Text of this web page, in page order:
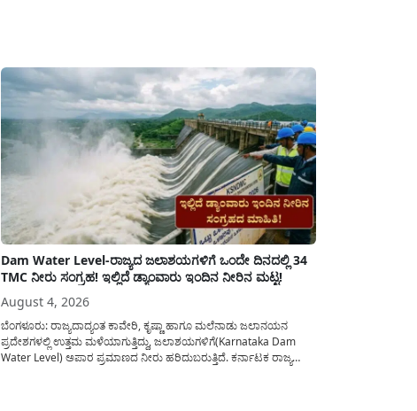
Dam Water Level-ರಾಜ್ಯದ ಜಲಾಶಯಗಳಿಗೆ ಒಂದೇ ದಿನದಲ್ಲಿ 34
TMC ನೀರು ಸಂಗ್ರಹ! ಇಲ್ಲಿದೆ ಡ್ಯಾಂವಾರು ಇಂದಿನ ನೀರಿನ ಮಟ್ಟ!
August 4, 2026
ಬೆಂಗಳೂರು: ರಾಜ್ಯದಾದ್ಯಂತ ಕಾವೇರಿ, ಕೃಷ್ಣಾ ಹಾಗೂ ಮಲೆನಾಡು ಜಲಾನಯನ
ಪ್ರದೇಶಗಳಲ್ಲಿ ಉತ್ತಮ ಮಳೆಯಾಗುತ್ತಿದ್ದು, ಜಲಾಶಯಗಳಿಗೆ(Karnataka Dam
Water Level) ಅಪಾರ ಪ್ರಮಾಣದ ನೀರು ಹರಿದುಬರುತ್ತಿದೆ. ಕರ್ನಾಟಕ ರಾಜ್ಯ